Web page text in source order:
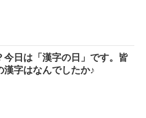
今日は「漢字の日」です。皆
漢字はなんでしたか♪